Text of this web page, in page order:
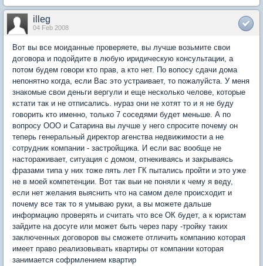
illeg
04 Feb 2008
Вот вы все моиданные проверяете, вы лучше возьмите свои
договора и подойдите в любую иридическую консультации, а
потом будем говори кто прав, а кто нет. По вопосу сдачи дома
непонятно когда, если Вас это устраивает, то пожалуйста. У меня
знакомые свои деньги вергули и еще несколько челове, которые
кстати так и не отписались. нураз они не хотят то и я не буду
говорить кто именно, только 7 соседями будет меньше. А по
вопросу ООО и Сатарина вы лучше у него спросите почему он
теперь генеральный директор агенства недвижимости а не
сотрудник компании - застройщика. И если вас вообще не
настораживает, ситуация с домом, отнекиваясь и закрываясь
фразами типа у них тоже пять лет ГК пытались пройти и это уже
не в моей компетенции. Вот так выи не поняли к чему я веду,
если нет желания выяснить что на самом деле происходит и
почему все так то я умываю руки, а вы можете дальше
информацию проверять и считать что все ОК будет, а к юристам
зайдите на досуге или может быть через пару -тройку таких
заключенных договоров вы сможете отличить компанию которая
имеет право реализовывать квартиры от компании которая
занимается софрмлением квартир